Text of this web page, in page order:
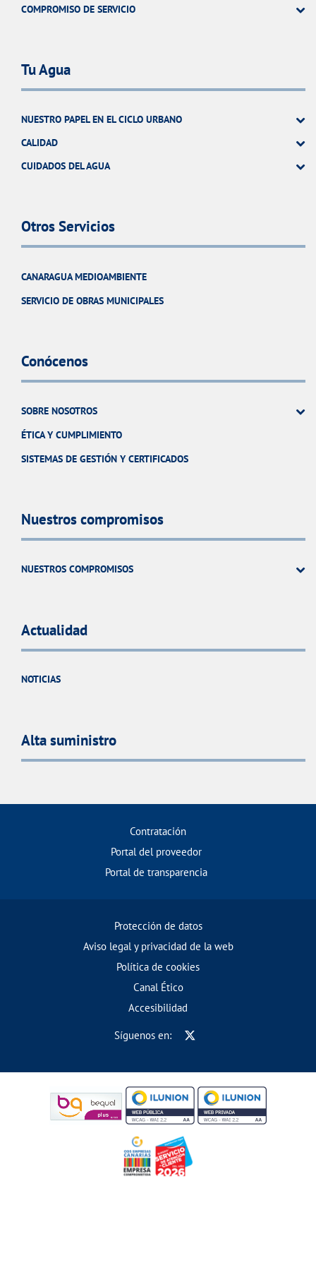
COMPROMISO DE SERVICIO
Tu Agua
NUESTRO PAPEL EN EL CICLO URBANO
CALIDAD
CUIDADOS DEL AGUA
Otros Servicios
CANARAGUA MEDIOAMBIENTE
SERVICIO DE OBRAS MUNICIPALES
Conócenos
SOBRE NOSOTROS
ÉTICA Y CUMPLIMIENTO
SISTEMAS DE GESTIÓN Y CERTIFICADOS
Nuestros compromisos
NUESTROS COMPROMISOS
Actualidad
NOTICIAS
Alta suministro
Contratación
Portal del proveedor
Portal de transparencia
Protección de datos
Aviso legal y privacidad de la web
Política de cookies
Canal Ético
Accesibilidad
Síguenos en: